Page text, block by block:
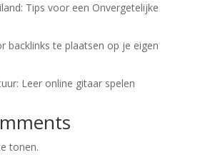
Tips voor een Onvergetelijke
backlinks te plaatsen op je eigen
Leer online gitaar spelen
tonen.